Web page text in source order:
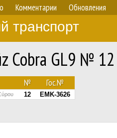
Комментарии Обновления
транспорт
Cobra GL9 № 12
№ Гос.№
12 EMK-3626